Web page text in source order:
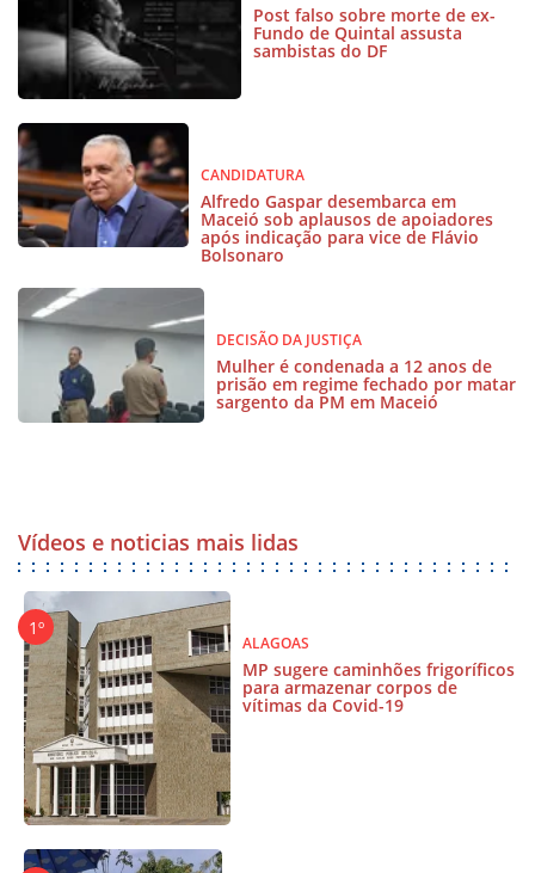
Post falso sobre morte de ex-
Fundo de Quintal assusta
sambistas do DF
CANDIDATURA
Alfredo Gaspar desembarca em
Maceió sob aplausos de apoiadores
após indicação para vice de Flávio
Bolsonaro
DECISÃO DA JUSTIÇA
Mulher é condenada a 12 anos de
prisão em regime fechado por matar
sargento da PM em Maceió
Vídeos e noticias mais lidas
ALAGOAS
MP sugere caminhões frigoríficos
para armazenar corpos de
vítimas da Covid-19